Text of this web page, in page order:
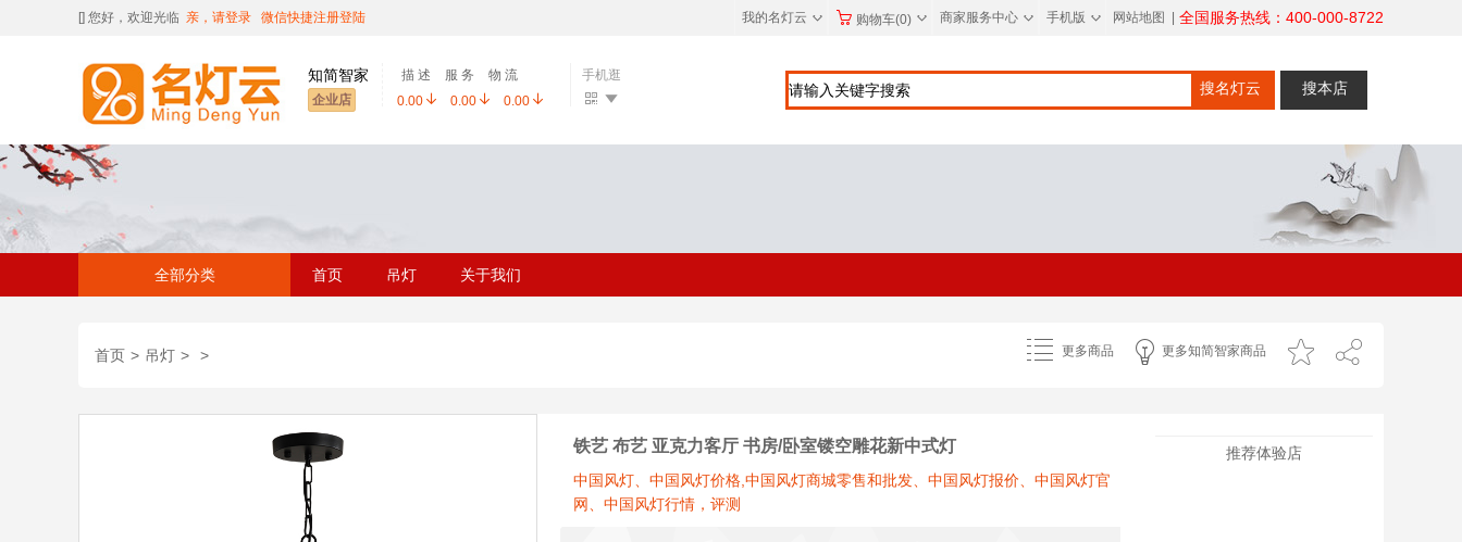
[] 您好，欢迎光临 亲，请登录 微信快捷注册登陆 ◇
我的名灯云 ◇
购物车(0) ◇
商家服务中心 ◇
手机版 网站地图 全国服务热线：400-000-8722
知简智家
企业店
描 述 服 务
物 流
0.00
0.00 0.00
手机逛
搜名灯云 搜本店
全部分类 首页 吊灯 关于我们
首页 > 吊灯 > > 更多商品 更多知简智家商品
铁艺 布艺 亚克力客厅 书房/卧室镂空雕花新中式灯
中国风灯、中国风灯价格,中国风灯商城零售和批发、中国风灯报价、中国风灯官
网、中国风灯行情，评测
推荐体验店